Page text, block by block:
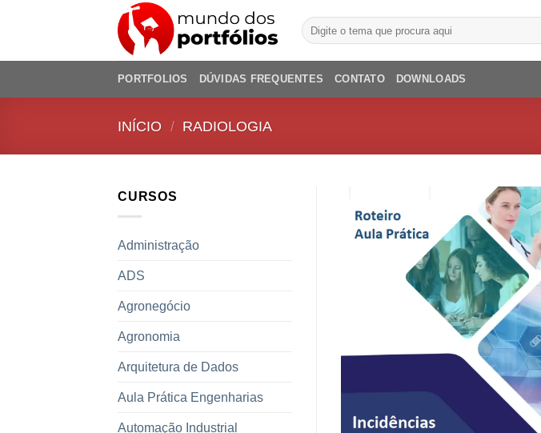
Pesquisar
por:
PORTFOLIOS DÚVIDAS FREQUENTES CONTATO DOWNLOADS
INÍCIO / RADIOLOGIA
CURSOS
Administração
ADS
Agronegócio
Agronomia
Arquitetura de Dados
Aula Prática Engenharias
Automação Industrial